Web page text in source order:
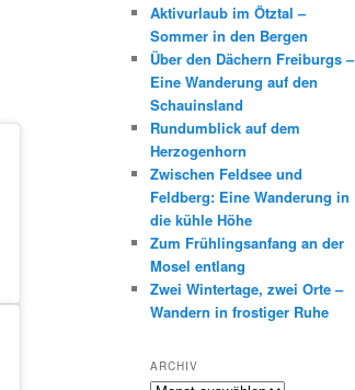
n
Aktivurlaub im Ötztal –
Sommer in den Bergen
Über den Dächern Freiburgs –
Eine Wanderung auf den
Schauinsland
Rundumblick auf dem
Herzogenhorn
Zwischen Feldsee und
Feldberg: Eine Wanderung in
die kühle Höhe
Zum Frühlingsanfang an der
Mosel entlang
Zwei Wintertage, zwei Orte –
Wandern in frostiger Ruhe
ARCHIV